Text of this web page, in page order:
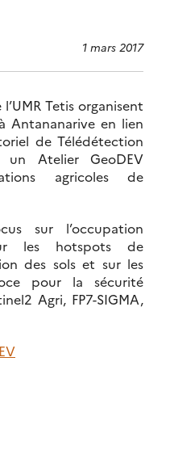
1 mars 2017
Tetis organisent
Antananarive en lien
de Télédétection
un Atelier GeoDEV
agricoles de
sur l’occupation
les hotspots de
des sols et sur les
pour la sécurité
Agri, FP7-SIGMA,